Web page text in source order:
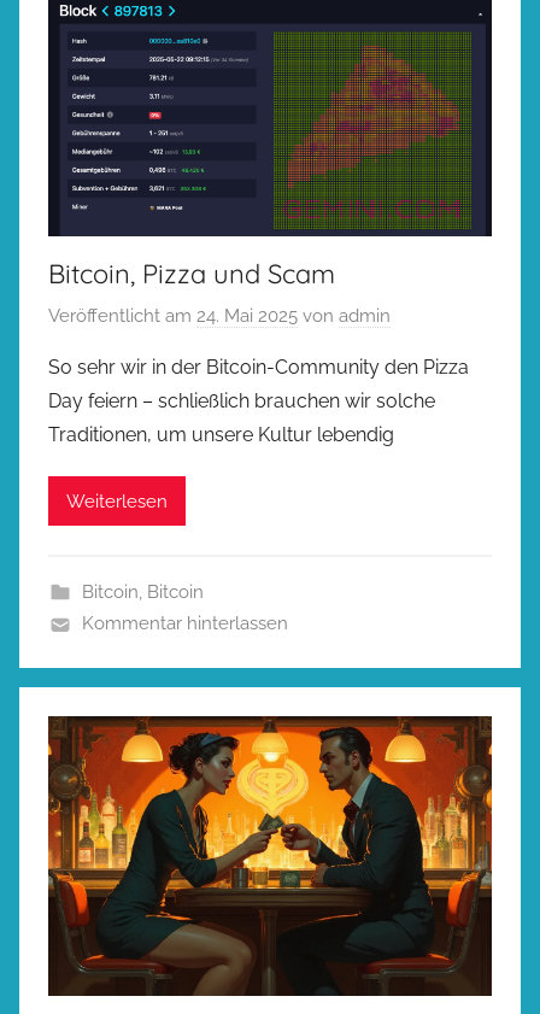
Bitcoin, Pizza und Scam
Veröffentlicht am 24. Mai 2025 von admin
So sehr wir in der Bitcoin-Community den Pizza
Day feiern – schließlich brauchen wir solche
Traditionen, um unsere Kultur lebendig
Weiterlesen
Bitcoin, Bitcoin
Kommentar hinterlassen